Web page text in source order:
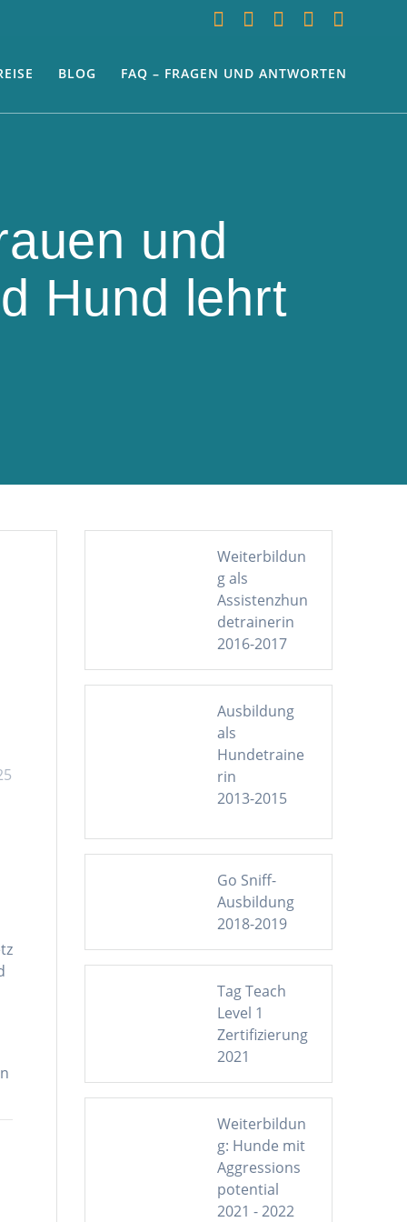
BLOG FAQ – FRAGEN UND ANTWORTEN
und
Hund lehrt
Weiterbildun
g als
Assistenzhun
detrainerin
2016-2017
Ausbildung
als
Hundetraine
rin
2013-2015
Go Sniff-
Ausbildung
2018-2019
Tag Teach
Level 1
Zertifizierung
2021
Weiterbildun
g: Hunde mit
Aggressions
potential
2021 - 2022